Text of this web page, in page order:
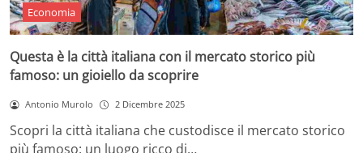
Economia
Questa è la città italiana con il mercato storico più
famoso: un gioiello da scoprire
Antonio Murolo 2 Dicembre 2025
Scopri la città italiana che custodisce il mercato storico
più famoso: un luogo ricco di…